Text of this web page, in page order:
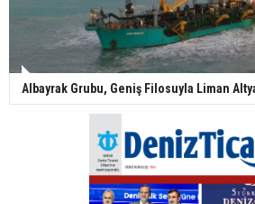
Albayrak Grubu, Geniş Filosuyla Liman